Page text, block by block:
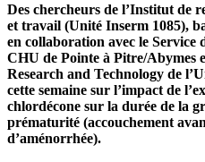
Des chercheurs de l’Institut de
et travail (Unité Inserm 1085),
en collaboration avec le Service
CHU de Pointe à Pitre/Abymes
Research and Technology de
cette semaine sur l’impact de
chlordécone sur la durée de la
prématurité (accouchement
d’aménorrhée).